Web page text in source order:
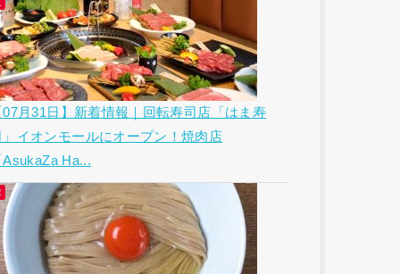
07月31日】新着情報｜回転寿司店「はま寿
」イオンモールにオープン！焼肉店
AsukaZa Ha...